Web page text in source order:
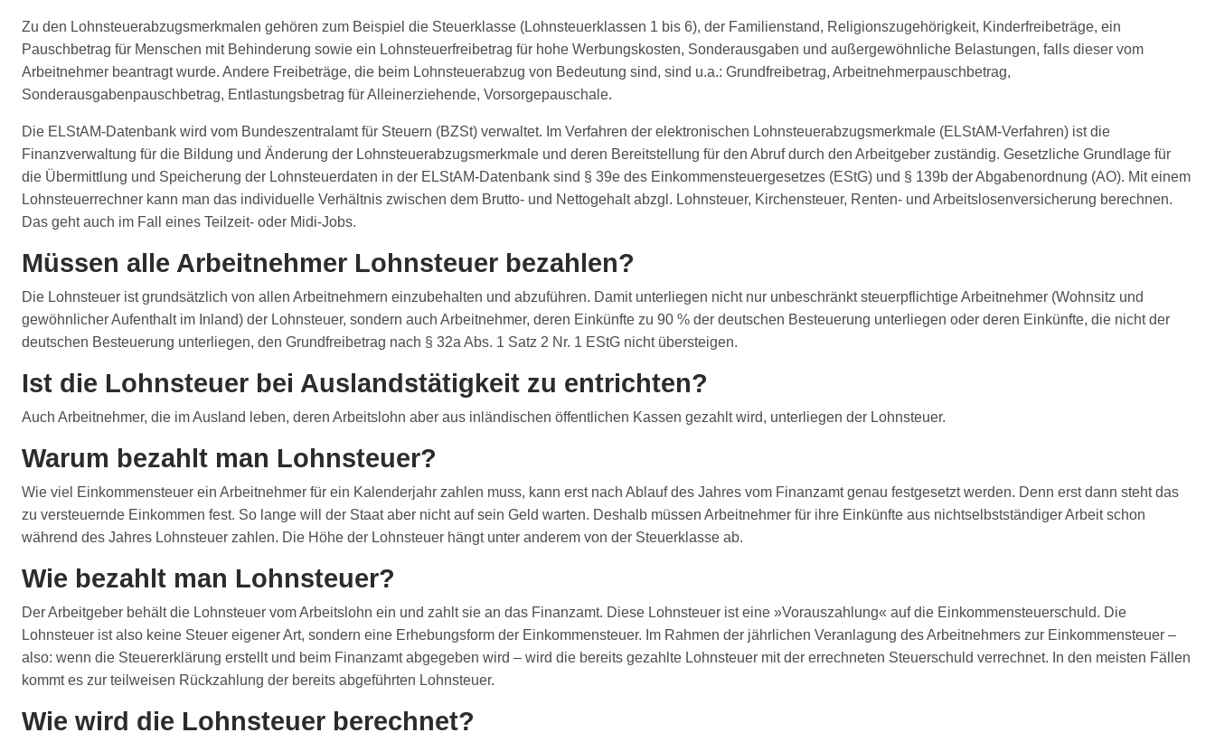
Zu den Lohnsteuerabzugsmerkmalen gehören zum Beispiel die Steuerklasse (Lohnsteuerklassen 1 bis 6), der Familienstand, Religionszugehörigkeit, Kinderfreibeträge, ein
Pauschbetrag für Menschen mit Behinderung sowie ein Lohnsteuerfreibetrag für hohe Werbungskosten, Sonderausgaben und außergewöhnliche Belastungen, falls dieser vom
Arbeitnehmer beantragt wurde. Andere Freibeträge, die beim Lohnsteuerabzug von Bedeutung sind, sind u.a.: Grundfreibetrag, Arbeitnehmerpauschbetrag,
Sonderausgabenpauschbetrag, Entlastungsbetrag für Alleinerziehende, Vorsorgepauschale.
Die ELStAM-Datenbank wird vom Bundeszentralamt für Steuern (BZSt) verwaltet. Im Verfahren der elektronischen Lohnsteuerabzugsmerkmale (ELStAM-Verfahren) ist die
Finanzverwaltung für die Bildung und Änderung der Lohnsteuerabzugsmerkmale und deren Bereitstellung für den Abruf durch den Arbeitgeber zuständig. Gesetzliche Grundlage für
die Übermittlung und Speicherung der Lohnsteuerdaten in der ELStAM-Datenbank sind § 39e des Einkommensteuergesetzes (EStG) und § 139b der Abgabenordnung (AO). Mit einem
Lohnsteuerrechner kann man das individuelle Verhältnis zwischen dem Brutto- und Nettogehalt abzgl. Lohnsteuer, Kirchensteuer, Renten- und Arbeitslosenversicherung berechnen.
Das geht auch im Fall eines Teilzeit- oder Midi-Jobs.
Müssen alle Arbeitnehmer Lohnsteuer bezahlen?
Die Lohnsteuer ist grundsätzlich von allen Arbeitnehmern einzubehalten und abzuführen. Damit unterliegen nicht nur unbeschränkt steuerpflichtige Arbeitnehmer (Wohnsitz und
gewöhnlicher Aufenthalt im Inland) der Lohnsteuer, sondern auch Arbeitnehmer, deren Einkünfte zu 90 % der deutschen Besteuerung unterliegen oder deren Einkünfte, die nicht der
deutschen Besteuerung unterliegen, den Grundfreibetrag nach § 32a Abs. 1 Satz 2 Nr. 1 EStG nicht übersteigen.
Ist die Lohnsteuer bei Auslandstätigkeit zu entrichten?
Auch Arbeitnehmer, die im Ausland leben, deren Arbeitslohn aber aus inländischen öffentlichen Kassen gezahlt wird, unterliegen der Lohnsteuer.
Warum bezahlt man Lohnsteuer?
Wie viel Einkommensteuer ein Arbeitnehmer für ein Kalenderjahr zahlen muss, kann erst nach Ablauf des Jahres vom Finanzamt genau festgesetzt werden. Denn erst dann steht das
zu versteuernde Einkommen fest. So lange will der Staat aber nicht auf sein Geld warten. Deshalb müssen Arbeitnehmer für ihre Einkünfte aus nichtselbstständiger Arbeit schon
während des Jahres Lohnsteuer zahlen. Die Höhe der Lohnsteuer hängt unter anderem von der Steuerklasse ab.
Wie bezahlt man Lohnsteuer?
Der Arbeitgeber behält die Lohnsteuer vom Arbeitslohn ein und zahlt sie an das Finanzamt. Diese Lohnsteuer ist eine »Vorauszahlung« auf die Einkommensteuerschuld. Die
Lohnsteuer ist also keine Steuer eigener Art, sondern eine Erhebungsform der Einkommensteuer. Im Rahmen der jährlichen Veranlagung des Arbeitnehmers zur Einkommensteuer –
also: wenn die Steuererklärung erstellt und beim Finanzamt abgegeben wird – wird die bereits gezahlte Lohnsteuer mit der errechneten Steuerschuld verrechnet. In den meisten Fällen
kommt es zur teilweisen Rückzahlung der bereits abgeführten Lohnsteuer.
Wie wird die Lohnsteuer berechnet?